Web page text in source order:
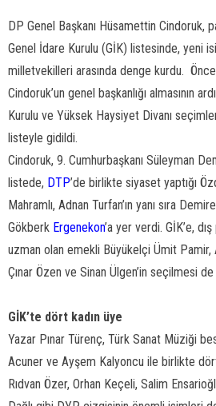
DP Genel Başkanı Hüsamettin Cindoruk,
Genel İdare Kurulu (GİK) listesinde, yeni
milletvekilleri arasında denge kurdu.
Cindoruk’un genel başkanlığı almasının
Kurulu ve Yüksek Haysiyet Divanı
listeyle gidildi.
Cindoruk, 9. Cumhurbaşkanı Süleyman
listede, DTP’de birlikte siyaset yaptığı
Mahramlı, Adnan Turfan’ın yanı sıra
Gökberk Ergenekon’a yer verdi. GİK’e,
uzman olan emekli Büyükelçi Ümit Pamir,
Çınar Özen ve Sinan Ülgen’in seçilmesi
GİK’te dört kadın üye
Yazar Pınar Türenç, Türk Sanat Müziği
Acuner ve Ayşem Kalyoncu ile birlikte
Rıdvan Özer, Orhan Keçeli, Salim